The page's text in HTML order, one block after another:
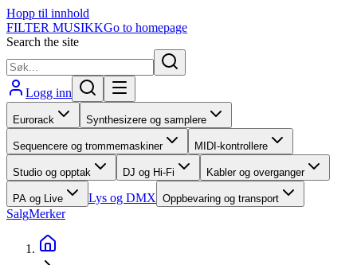
Hopp til innhold
FILTER MUSIKKGo to homepage
Search the site
Logg inn
Eurorack Synthesizere og samplere
Sequencere og trommemaskiner MIDI-kontrollere
Studio og opptak DJ og Hi-Fi Kabler og overganger
PA og Live Lys og DMX Oppbevaring og transport
SalgMerker